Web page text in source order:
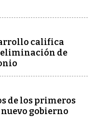
califica
eliminación de
de los primeros
gobierno